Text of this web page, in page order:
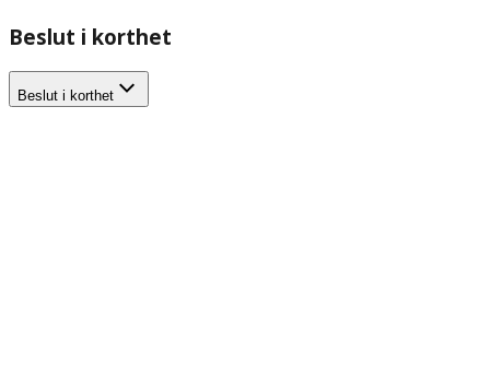
Beslut i korthet
Beslut i korthet